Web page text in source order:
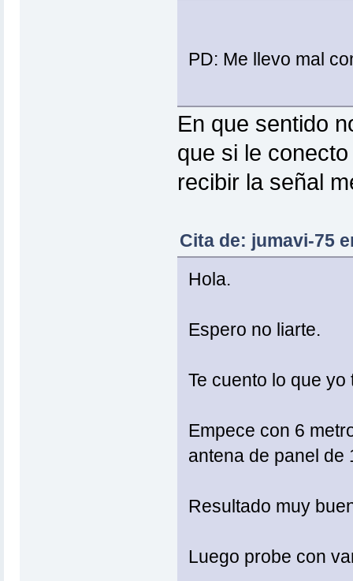
PD: Me llevo mal
En que sentido
que si le
recibir la señal
Cita de: jumavi-75
Hola.
Espero no liarte.
Te cuento lo que
Empece con 6
antena de panel de
Resultado muy
Luego probe con